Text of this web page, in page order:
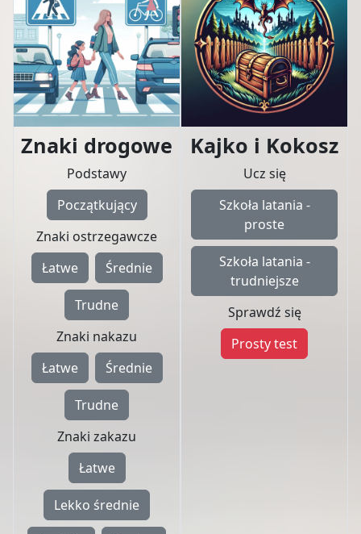
Znaki drogowe
Podstawy
Początkujący
Znaki ostrzegawcze
Łatwe
Średnie
Trudne
Znaki nakazu
Łatwe
Średnie
Trudne
Znaki zakazu
Łatwe
Lekko średnie
Kajko i Kokosz
Ucz się
Szkoła latania -
proste
Szkoła latania -
trudniejsze
Sprawdź się
Prosty test